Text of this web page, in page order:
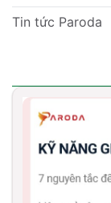
Tin tức Paroda